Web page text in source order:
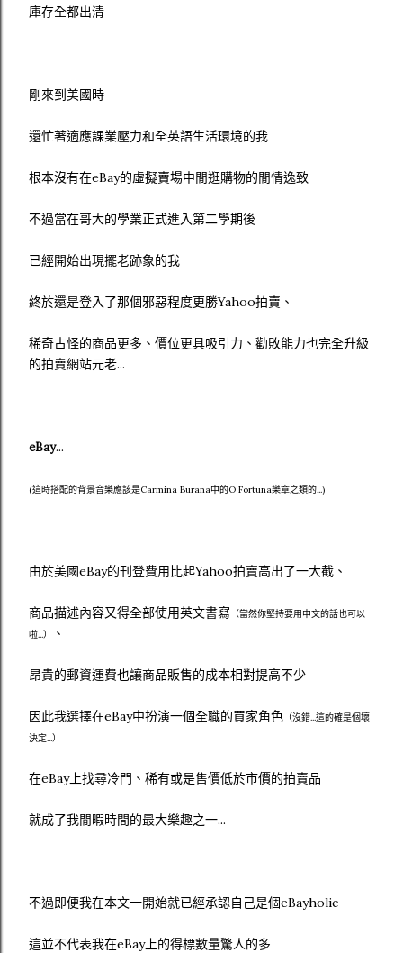
庫存全都出清
剛來到美國時
還忙著適應課業壓力和全英語生活環境的我
根本沒有在eBay的虛擬賣場中閒逛購物的閒情逸致
不過當在哥大的學業正式進入第二學期後
已經開始出現擺老跡象的我
終於還是登入了那個邪惡程度更勝Yahoo拍賣、
稀奇古怪的商品更多、價位更具吸引力、勸敗能力也完全升級
的拍賣網站元老...
eBay...
(這時搭配的背景音樂應該是Carmina Burana中的O Fortuna樂章之類的...)
由於美國eBay的刊登費用比起Yahoo拍賣高出了一大截、
商品描述內容又得全部使用英文書寫 （當然你堅持要用中文的話也可以
啦...）
、
昂貴的郵資運費也讓商品販售的成本相對提高不少
因此我選擇在eBay中扮演一個全職的買家角色 （沒錯...這的確是個壞
決定...）
在eBay上找尋冷門、稀有或是售價低於市價的拍賣品
就成了我閒暇時間的最大樂趣之一...
不過即便我在本文一開始就已經承認自己是個eBayholic
這並不代表我在eBay上的得標數量驚人的多